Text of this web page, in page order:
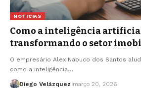
NOTÍCIAS
Como a inteligência
transformando o setor
O empresário Alex Nabuco dos Santos
como a inteligência…
Diego Velázquez março 20, 2026